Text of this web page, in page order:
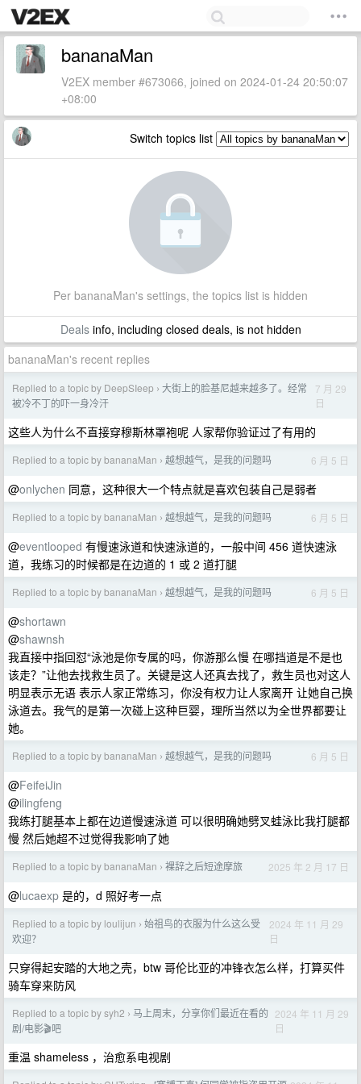
bananaMan
V2EX member #673066, joined on 2024-01-24 20:50:07
+08:00
Switch topics list
Per bananaMan's settings, the topics list is hidden
Dealsinfo, including closed deals, is not hidden
bananaMan's recent replies
Replied to a topic by DeepSIeep › 大街上的脸基尼越来越多了。经常
被冷不丁的吓一身冷汗
7 月 29
日
这些人为什么不直接穿穆斯林罩袍呢 人家帮你验证过了有用的
Replied to a topic by bananaMan › 越想越气，是我的问题吗 6 月 5 日
@onlychen 同意，这种很大一个特点就是喜欢包装自己是弱者
Replied to a topic by bananaMan › 越想越气，是我的问题吗 6 月 5 日
@eventlooped 有慢速泳道和快速泳道的，一般中间 456 道快速泳
道，我练习的时候都是在边道的 1 或 2 道打腿
Replied to a topic by bananaMan › 越想越气，是我的问题吗 6 月 5 日
@shortawn
@shawnsh
我直接中指回怼“泳池是你专属的吗，你游那么慢 在哪挡道是不是也
该走？”让他去找救生员了。关键是这人还真去找了，救生员也对这人
明显表示无语 表示人家正常练习，你没有权力让人家离开 让她自己换
泳道去。我气的是第一次碰上这种巨婴，理所当然以为全世界都要让
她。
Replied to a topic by bananaMan › 越想越气，是我的问题吗 6 月 5 日
@FeifeiJin
@ilingfeng
我练打腿基本上都在边道慢速泳道 可以很明确她劈叉蛙泳比我打腿都
慢 然后她超不过觉得我影响了她
Replied to a topic by bananaMan › 裸辞之后短途摩旅 2025 年 2 月 17 日
@lucaexp 是的，d 照好考一点
Replied to a topic by loulijun › 始祖鸟的衣服为什么这么受
欢迎？
2024 年 11 月 29
日
只穿得起安踏的大地之壳，btw 哥伦比亚的冲锋衣怎么样，打算买件
骑车穿来防风
Replied to a topic by syh2 › 马上周末，分享你们最近在看的
剧/电影🎬吧
2024 年 11 月 29
日
重温 shameless ，治愈系电视剧